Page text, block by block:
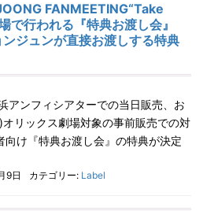
FANMEETING“Take
で行われる『特典お渡し会』
ジュンが直接お渡しする特典
アンフィシアターでの当日販売、お
オリックス劇場対象の事前販売での対
向け『特典お渡し会』の特典が決定
9日 カテゴリー: Label